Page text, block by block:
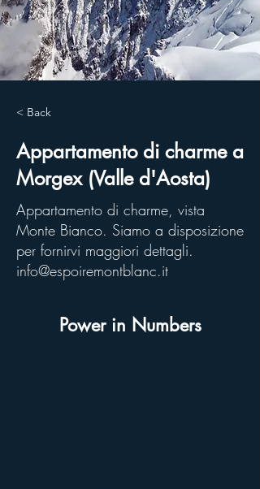
< Back
Appartamento di charme a
Morgex (Valle d'Aosta)
Appartamento di charme, vista
Monte Bianco. Siamo a disposizione
per fornirvi maggiori dettagli.
info@espoiremontblanc.it
Power in Numbers